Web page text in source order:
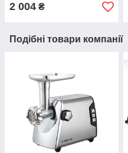
2 004 ₴
Подібні товари компанії